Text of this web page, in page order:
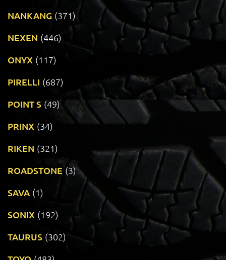
NANKANG (371)
NEXEN (446)
ONYX (117)
PIRELLI (687)
POINT S (49)
PRINX (34)
RIKEN (321)
ROADSTONE (3)
SAVA (1)
SONIX (192)
TAURUS (302)